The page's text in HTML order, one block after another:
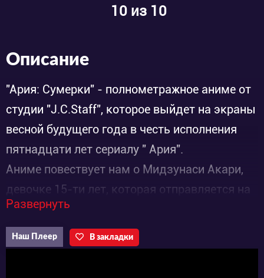
10из 10
Описание
"Ария: Сумерки" - полнометражное аниме от
студии "J.C.Staff", которое выйдет на экраны
весной будущего года в честь исполнения
пятнадцати лет сериалу " Ария".
Аниме повествует нам о Мидзунаси Акари,
девочке 15-ти лет, которая отправляется на
планету, именуемую Аквой. Раньше у нее
было другое название - Марс. Дело в том,
что люди в 14 веке сумели сделать эту
Развернуть
Наш Плеер В закладки